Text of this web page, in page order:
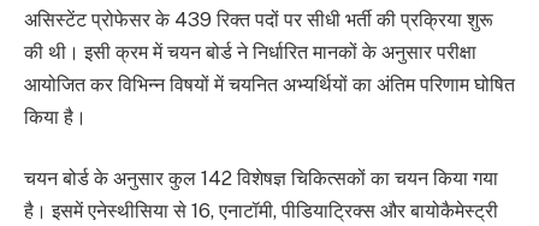
असिस्टेंट प्रोफेसर के 439 रिक्त पदों पर सीधी भर्ती की प्रक्रिया शुरू
की थी। इसी क्रम में चयन बोर्ड ने निर्धारित मानकों के अनुसार परीक्षा
आयोजित कर विभिन्न विषयों में चयनित अभ्यर्थियों का अंतिम परिणाम घोषित
किया है।
चयन बोर्ड के अनुसार कुल 142 विशेषज्ञ चिकित्सकों का चयन किया गया
है। इसमें एनेस्थीसिया से 16, एनाटॉमी, पीडियाट्रिक्स और बायोकैमेस्ट्री